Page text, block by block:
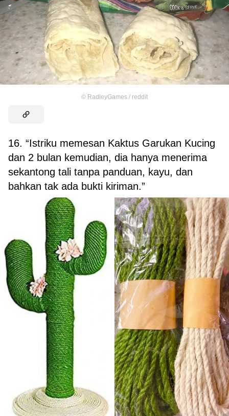
© RadleyGames / reddit
16. “Istriku memesan Kaktus Garukan Kucing
dan 2 bulan kemudian, dia hanya menerima
sekantong tali tanpa panduan, kayu, dan
bahkan tak ada bukti kiriman.”